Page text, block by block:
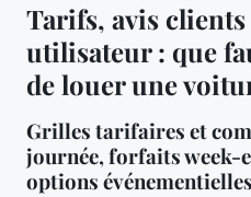
Tarifs, avis
utilisateur : que
de louer une
Grilles tarifaires et
journée, forfaits week-
options événementielles